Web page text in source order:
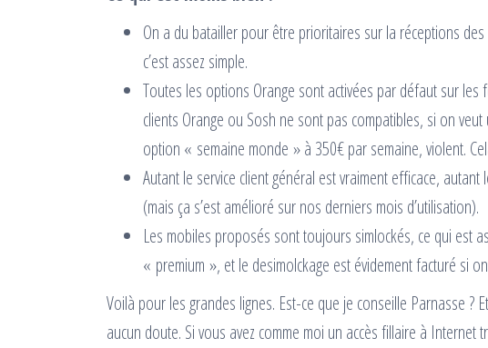
On a du batailler pour être prioritaires sur la réceptions
c’est assez simple.
Toutes les options Orange sont activées par défaut sur
clients Orange ou Sosh ne sont pas compatibles, si on
option « semaine monde » à 350€ par semaine, violent.
Autant le service client général est vraiment efficace,
(mais ça s’est amélioré sur nos derniers mois d’utilisation).
Les mobiles proposés sont toujours simlockés, ce qui est
« premium », et le desimolckage est évidement facturé si
Voilà pour les grandes lignes. Est-ce que je conseille Parnasse ?
aucun doute. Si vous avez comme moi un accès fillaire à